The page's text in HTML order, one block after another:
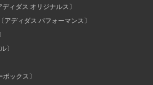
ディダス オリジナルス〕
アディダス パフォーマンス〕
〕
ックス〕